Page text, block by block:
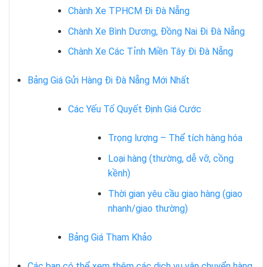
Chành Xe TPHCM Đi Đà Nẵng
Chành Xe Bình Dương, Đồng Nai Đi Đà Nẵng
Chành Xe Các Tỉnh Miền Tây Đi Đà Nẵng
Bảng Giá Gửi Hàng Đi Đà Nẵng Mới Nhất
Các Yếu Tố Quyết Định Giá Cước
Trọng lượng – Thể tích hàng hóa
Loại hàng (thường, dễ vỡ, cồng
kềnh)
Thời gian yêu cầu giao hàng (giao
nhanh/giao thường)
Bảng Giá Tham Khảo